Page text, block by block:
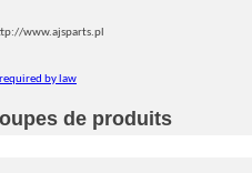
www.ajsparts.pl
by law
de produits